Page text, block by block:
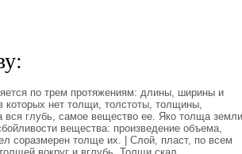
по трем протяжениям: длины, ширины и
которых нет толщи, толстоты, толщины,
глубь, самое вещество ее. Яко толща земли
вещества: произведение объема,
соразмерен толще их. | Слой, пласт, по всем